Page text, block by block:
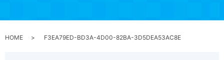
HOME F3EA79ED-BD3A-4D00-82BA-3D5DEA53AC8E